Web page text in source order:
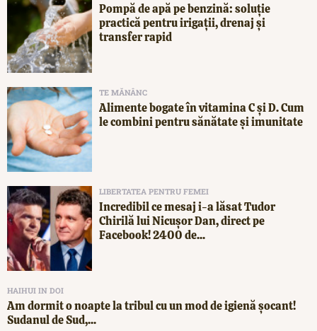
Pompă de apă pe benzină: soluție
practică pentru irigații, drenaj și
transfer rapid
TE MĂNÂNC
Alimente bogate în vitamina C și D. Cum
le combini pentru sănătate și imunitate
LIBERTATEA PENTRU FEMEI
Incredibil ce mesaj i-a lăsat Tudor
Chirilă lui Nicușor Dan, direct pe
Facebook! 2400 de...
HAIHUI IN DOI
Am dormit o noapte la tribul cu un mod de igienă șocant!
Sudanul de Sud,...